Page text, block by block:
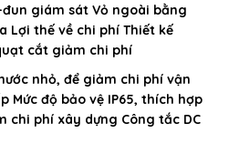
giám sát Vỏ ngoài bằng
Lợi thế về chi phí Thiết kế
cắt giảm chi phí
nhỏ, để giảm chi phí vận
Mức độ bảo vệ IP65, thích hợp
chi phí xây dựng Công tắc DC